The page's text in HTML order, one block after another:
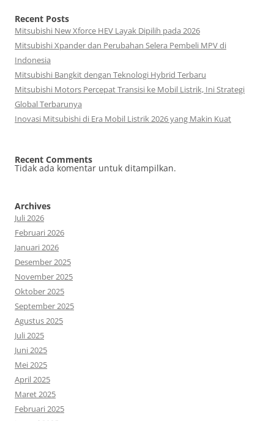
Recent Posts
Mitsubishi New Xforce HEV Layak Dipilih pada 2026
Mitsubishi Xpander dan Perubahan Selera Pembeli MPV di
Indonesia
Mitsubishi Bangkit dengan Teknologi Hybrid Terbaru
Mitsubishi Motors Percepat Transisi ke Mobil Listrik, Ini Strategi
Global Terbarunya
Inovasi Mitsubishi di Era Mobil Listrik 2026 yang Makin Kuat
Recent Comments
Tidak ada komentar untuk ditampilkan.
Archives
Juli 2026
Februari 2026
Januari 2026
Desember 2025
November 2025
Oktober 2025
September 2025
Agustus 2025
Juli 2025
Juni 2025
Mei 2025
April 2025
Maret 2025
Februari 2025